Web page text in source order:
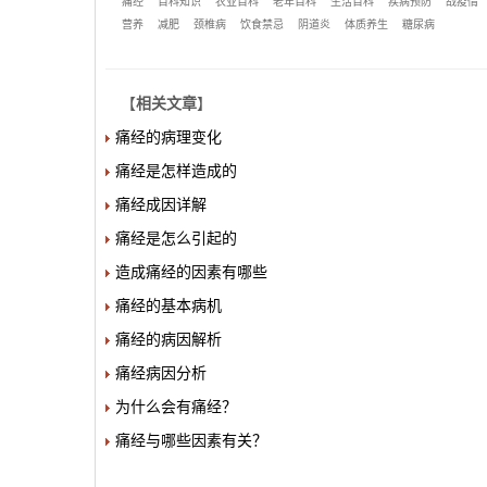
营养
减肥 颈椎病 饮食禁忌 阴道炎 体质养生 糖尿病
【相关文章】
痛经的病理变化
痛经是怎样造成的
痛经成因详解
痛经是怎么引起的
造成痛经的因素有哪些
痛经的基本病机
痛经的病因解析
痛经病因分析
为什么会有痛经？
痛经与哪些因素有关？